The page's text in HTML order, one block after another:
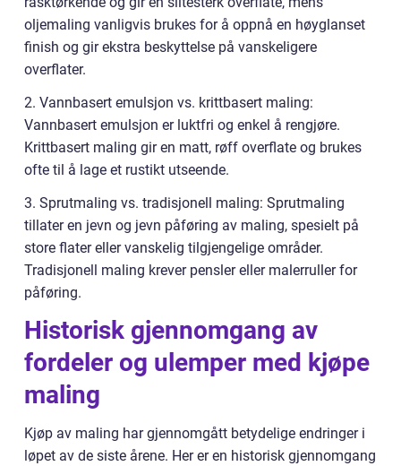
oljemaling vanligvis brukes for å oppnå en høyglanset
finish og gir ekstra beskyttelse på vanskeligere
overflater.
2. Vannbasert emulsjon vs. krittbasert maling:
Vannbasert emulsjon er luktfri og enkel å rengjøre.
Krittbasert maling gir en matt, røff overflate og brukes
ofte til å lage et rustikt utseende.
3. Sprutmaling vs. tradisjonell maling: Sprutmaling
tillater en jevn og jevn påføring av maling, spesielt på
store flater eller vanskelig tilgjengelige områder.
Tradisjonell maling krever pensler eller malerruller for
påføring.
Historisk gjennomgang av
fordeler og ulemper med kjøpe
maling
Kjøp av maling har gjennomgått betydelige endringer i
løpet av de siste årene. Her er en historisk gjennomgang